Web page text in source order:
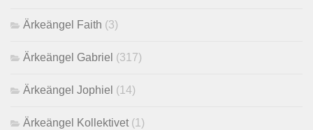
Ärkeängel Faith (3)
Ärkeängel Gabriel (317)
Ärkeängel Jophiel (14)
Ärkeängel Kollektivet (1)